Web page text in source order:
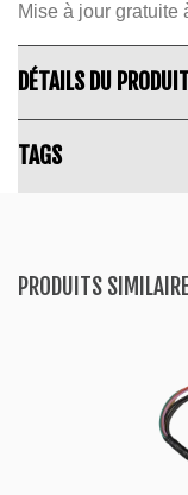
Mise à jour gratuite
DÉTAILS DU
TAGS
PRODUITS